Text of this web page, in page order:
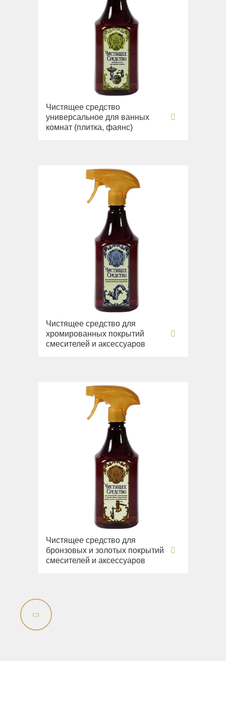
Чистящее средство
универсальное для ванных
комнат (плитка, фаянс)
Чистящее средство для
хромированных покрытий
смесителей и аксессуаров
Чистящее средство для
бронзовых и золотых покрытий
смесителей и аксессуаров